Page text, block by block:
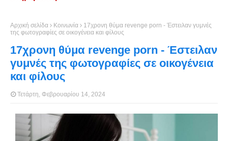
Αρχική σελίδα Κοινωνία
17χρονη θύμα revenge porn - Έστειλαν γυμνές
της φωτογραφίες σε οικογένεια και φίλους
17χρονη θύμα revenge porn - Έστειλαν
γυμνές της φωτογραφίες σε οικογένεια
και φίλους
Τετάρτη, Φεβρουαρίου 14, 2024